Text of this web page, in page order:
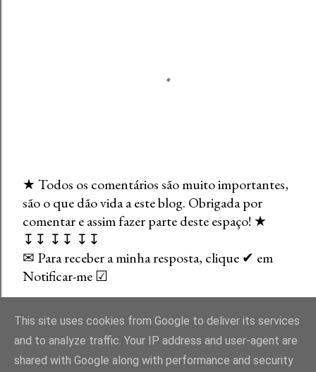
E
n
v
i
a
r
u
m
c
o
★ Todos os comentários são muito importantes,
são o que dão vida a este blog. Obrigada por
comentar e assim fazer parte deste espaço! ★
↧↧ ↧↧ ↧↧
✉ Para receber a minha resposta, clique ✔ em
Notificar-me ☑
This site uses cookies from Google to deliver its services
and to analyze traffic. Your IP address and user-agent are
shared with Google along with performance and security